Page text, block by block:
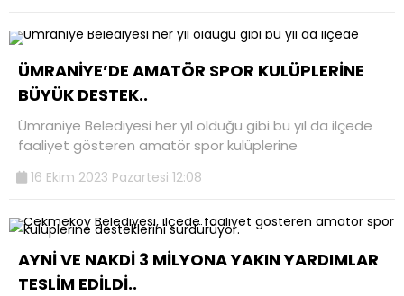
ÜMRANİYE’DE AMATÖR SPOR KULÜPLERİNE
BÜYÜK DESTEK..
Ümraniye Belediyesi her yıl olduğu gibi bu yıl da ilçede
faaliyet gösteren amatör spor kulüplerine
16 Ekim 2023 Pazartesi 12:08
AYNİ VE NAKDİ 3 MİLYONA YAKIN YARDIMLAR
TESLİM EDİLDİ..